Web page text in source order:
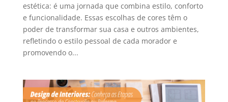
estética: é uma jornada que combina estilo, conforto
e funcionalidade. Essas escolhas de cores têm o
poder de transformar sua casa e outros ambientes,
refletindo o estilo pessoal de cada morador e
promovendo o...